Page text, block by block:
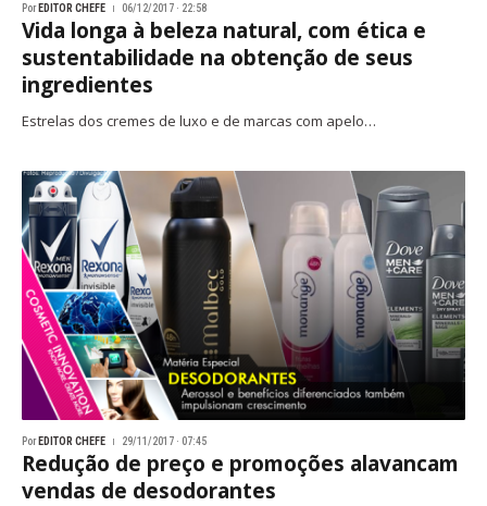
Por EDITOR CHEFE 06/12/2017 · 22:58
Vida longa à beleza natural, com ética e
sustentabilidade na obtenção de seus
ingredientes
Estrelas dos cremes de luxo e de marcas com apelo…
Por EDITOR CHEFE 29/11/2017 · 07:45
Redução de preço e promoções alavancam
vendas de desodorantes